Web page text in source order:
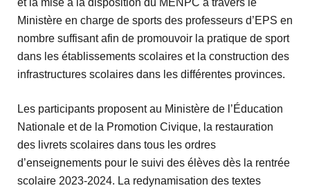
Ministère en charge de sports des professeurs d’EPS en
nombre suffisant afin de promouvoir la pratique de sport
dans les établissements scolaires et la construction des
infrastructures scolaires dans les différentes provinces.
Les participants proposent au Ministère de l’Éducation
Nationale et de la Promotion Civique, la restauration
des livrets scolaires dans tous les ordres
d’enseignements pour le suivi des élèves dès la rentrée
scolaire 2023-2024. La redynamisation des textes